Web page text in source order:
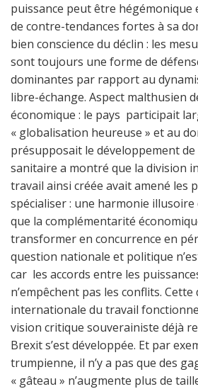
puissance peut être hégémonique
de contre-tendances fortes à sa
bien conscience du déclin : les
sont toujours une forme de
dominantes par rapport au
libre-échange. Aspect malthusien
économique : le pays participait
« globalisation heureuse » et au
présupposait le développement de
sanitaire a montré que la division
travail ainsi créée avait amené les
spécialiser : une harmonie illusoire
que la complémentarité
transformer en concurrence en
question nationale et politique
car les accords entre les
n’empêchent pas les conflits. Cette
internationale du travail
vision critique souverainiste déjà
Brexit s’est développée. Et par
trumpienne, il n’y a pas que des
« gâteau » n’augmente plus de